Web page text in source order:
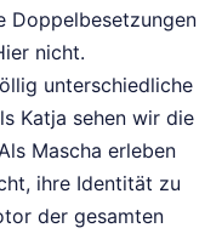
Doppelbesetzungen
nicht.
unterschiedliche
Katja sehen wir die
Mascha erleben
ihre Identität zu
der gesamten